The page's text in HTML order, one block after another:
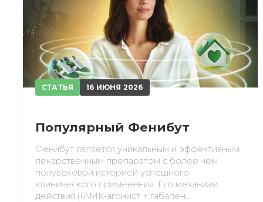
СТАТЬЯ 16 ИЮНЯ 2026
Популярный Фенибут
Фенибут является уникальным и эффективным
лекарственным препаратом с более чем
полувековой историей успешного
клинического применения. Его механизм
действия (ГАМК-агонист + габапен...